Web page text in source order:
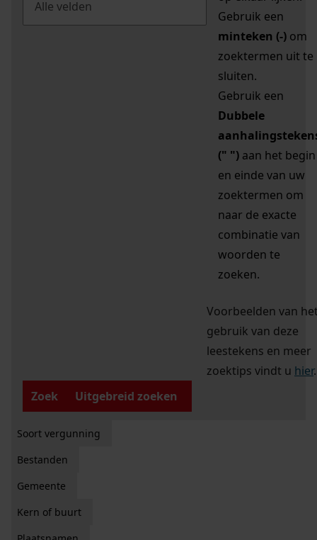
Gebruik een
minteken (-) om
zoektermen uit te
sluiten.
Gebruik een
Dubbele
(" ") aan het begin
en einde van uw
zoektermen om
naar de exacte
combinatie van
woorden te
zoeken.
Voorbeelden van
gebruik van deze
leestekens en meer
zoektips vindt u hier.
Zoek
Uitgebreid zoeken
Soort vergunning
Bestanden
Gemeente
Kern of buurt